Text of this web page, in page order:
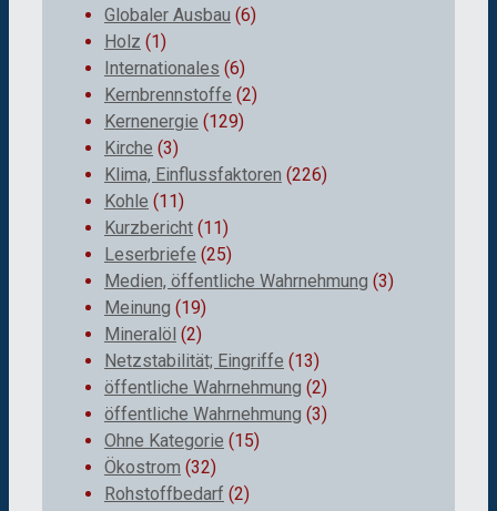
Globaler Ausbau (6)
Holz (1)
Internationales (6)
Kernbrennstoffe (2)
Kernenergie (129)
Kirche (3)
Klima, Einflussfaktoren (226)
Kohle (11)
Kurzbericht (11)
Leserbriefe (25)
Medien, öffentliche Wahrnehmung (3)
Meinung (19)
Mineralöl (2)
Netzstabilität; Eingriffe (13)
öffentliche Wahrnehmung (2)
öffentliche Wahrnehmung (3)
Ohne Kategorie (15)
Ökostrom (32)
Rohstoffbedarf (2)